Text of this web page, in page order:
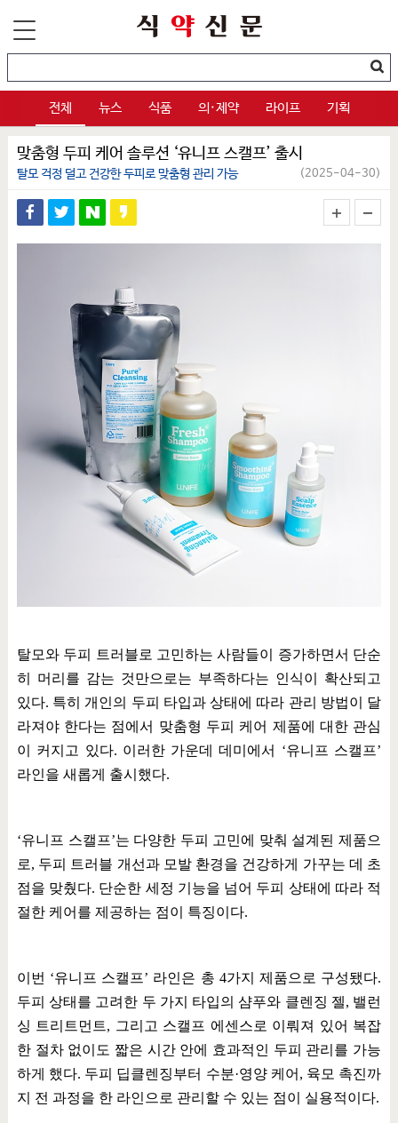
전체 뉴스 식품 의·제약 라이프 기획
맞춤형 두피 케어 솔루션 ‘유니프 스캘프’ 출시
탈모 걱정 덜고 건강한 두피로 맞춤형 관리 가능 (2025-04-30)
탈모와 두피 트러블로 고민하는 사람들이 증가하면서 단순
히 머리를 감는 것만으로는 부족하다는 인식이 확산되고
있다. 특히 개인의 두피 타입과 상태에 따라 관리 방법이 달
라져야 한다는 점에서 맞춤형 두피 케어 제품에 대한 관심
이 커지고 있다. 이러한 가운데 데미에서 ‘유니프 스캘프’
라인을 새롭게 출시했다.
‘유니프 스캘프’는 다양한 두피 고민에 맞춰 설계된 제품으
로, 두피 트러블 개선과 모발 환경을 건강하게 가꾸는 데 초
점을 맞췄다. 단순한 세정 기능을 넘어 두피 상태에 따라 적
절한 케어를 제공하는 점이 특징이다.
이번 ‘유니프 스캘프’ 라인은 총 4가지 제품으로 구성됐다.
두피 상태를 고려한 두 가지 타입의 샴푸와 클렌징 젤, 밸런
싱 트리트먼트, 그리고 스캘프 에센스로 이뤄져 있어 복잡
한 절차 없이도 짧은 시간 안에 효과적인 두피 관리를 가능
하게 했다. 두피 딥클렌징부터 수분·영양 케어 , 육모 촉진까
지 전 과정을 한 라인으로 관리할 수 있는 점이 실용적이다.